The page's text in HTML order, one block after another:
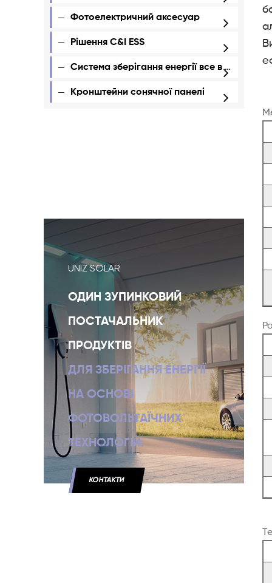
Фотоелектричний аксесуар
Рішення C&I ESS
Система зберігання енергії все в одному
Кронштейни сонячної панелі
UNIZ SOLAR
ОДИН ЗУПИНКОВИЙ
ПОСТАЧАЛЬНИК
ПРОДУКТІВ
ДЛЯ ЗБЕРІГАННЯ ЕНЕРГІЇ
НА ОСНОВІ
ФОТОВОЛЬТАЇЧНИХ
ТЕХНОЛОГІЙ.
КОНТАКТИ